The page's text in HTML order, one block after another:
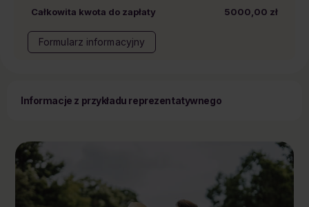
Całkowita kwota do zapłaty
5000,00 zł
Formularz informacyjny
Informacje z przykładu reprezentatywnego